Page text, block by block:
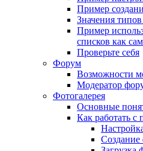
Пример
Значения
Пример
списков как
Проверьте себя
Форум
Возможности
Модератор
Фотогалерея
Основные
Как работать с
Создание